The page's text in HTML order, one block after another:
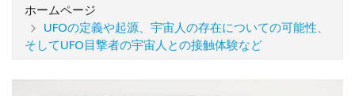
ホームページ
UFOの定義や起源、宇宙人の存在についての可能性、
そしてUFO目撃者の宇宙人との接触体験など